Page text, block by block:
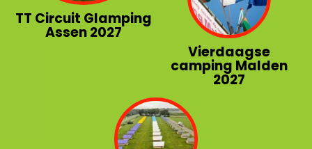
TT Circuit Glamping
Assen 2027
Vierdaagse
camping Malden
2027